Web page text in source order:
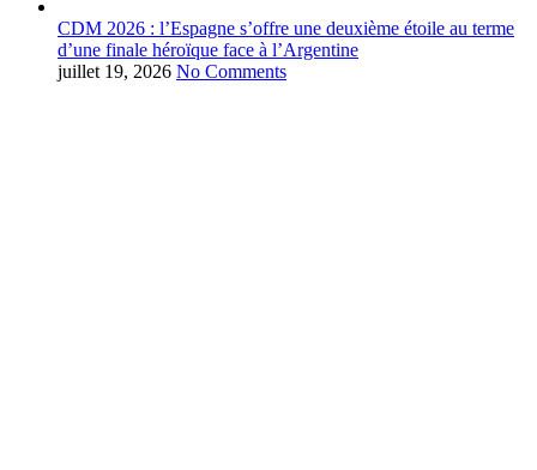
CDM 2026 : l’Espagne s’offre une deuxième étoile au terme
d’une finale héroïque face à l’Argentine
juillet 19, 2026 No Comments